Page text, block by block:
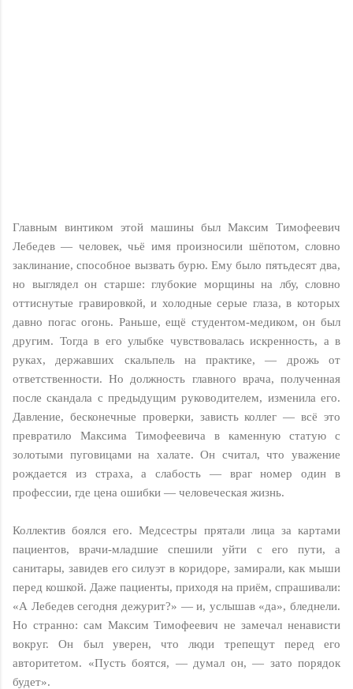
Главным винтиком этой машины был Максим Тимофеевич
Лебедев — человек, чьё имя произносили шёпотом, словно
заклинание, способное вызвать бурю. Ему было пятьдесят два,
но выглядел он старше: глубокие морщины на лбу, словно
оттиснутые гравировкой, и холодные серые глаза, в которых
давно погас огонь. Раньше, ещё студентом-медиком, он был
другим. Тогда в его улыбке чувствовалась искренность, а в
руках, державших скальпель на практике, — дрожь от
ответственности. Но должность главного врача, полученная
после скандала с предыдущим руководителем, изменила его.
Давление, бесконечные проверки, зависть коллег — всё это
превратило Максима Тимофеевича в каменную статую с
золотыми пуговицами на халате. Он считал, что уважение
рождается из страха, а слабость — враг номер один в
профессии, где цена ошибки — человеческая жизнь.
Коллектив боялся его. Медсестры прятали лица за картами
пациентов, врачи-младшие спешили уйти с его пути, а
санитары, завидев его силуэт в коридоре, замирали, как мыши
перед кошкой. Даже пациенты, приходя на приём, спрашивали:
«А Лебедев сегодня дежурит?» — и, услышав «да», бледнели.
Но странно: сам Максим Тимофеевич не замечал ненависти
вокруг. Он был уверен, что люди трепещут перед его
авторитетом. «Пусть боятся, — думал он, — зато порядок
будет».